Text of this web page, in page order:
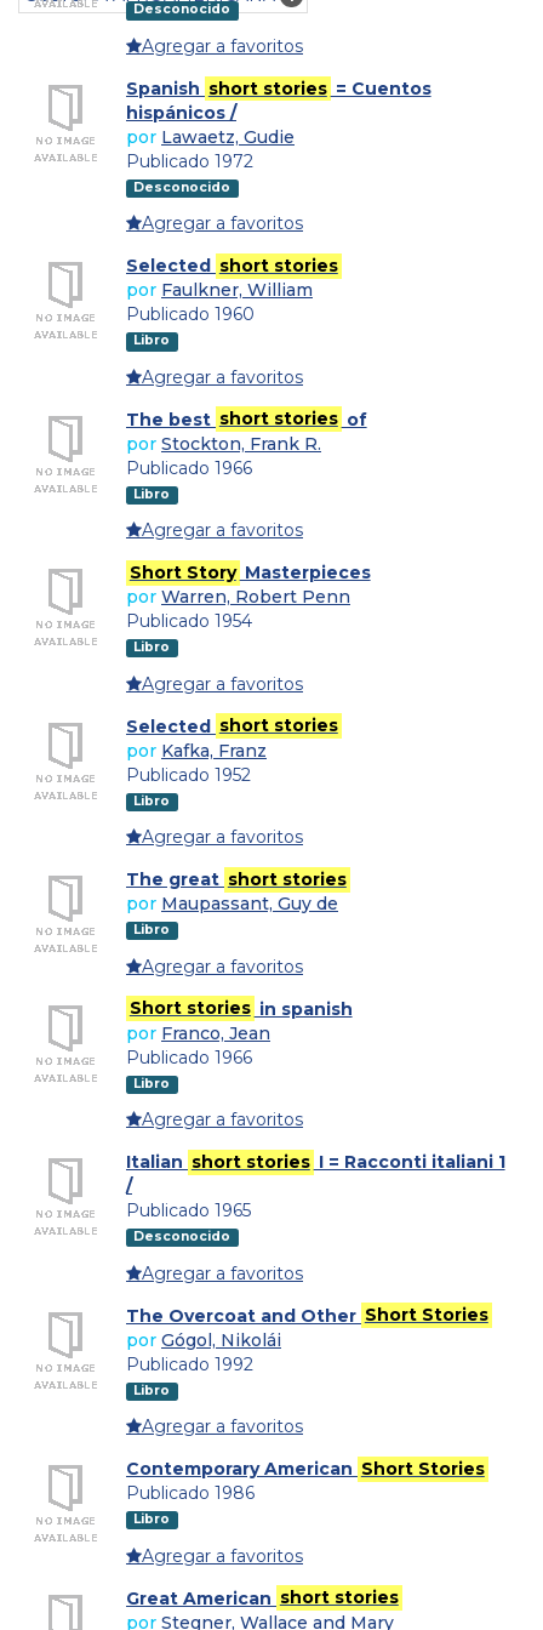
Desconocido
Agregar a favoritos
Spanish short stories = Cuentos
hispánicos /
por Lawaetz, Gudie
Publicado 1972
Desconocido
Agregar a favoritos
Selected
short stories
por Faulkner, William
Publicado 1960
Libro
Agregar a favoritos
The best short stories of
por Stockton, Frank R.
Publicado 1966
Libro
Agregar a favoritos
Short Story Masterpieces
por Warren, Robert Penn
Publicado 1954
Libro
Agregar a favoritos
Selected short stories
por Kafka, Franz
Publicado 1952
Libro
Agregar a favoritos
The great short stories
por Maupassant, Guy de
Libro
Agregar a favoritos
Short stories in spanish
por Franco, Jean
Publicado 1966
Libro
Agregar a favoritos
Italian short stories I = Racconti italiani 1
/
Publicado 1965
Desconocido
Agregar a favoritos
The Overcoat and Other Short Stories
por Gógol, Nikolái
Publicado 1992
Libro
Agregar a favoritos
Contemporary American Short Stories
Publicado 1986
Libro
Agregar a favoritos
Great American short stories
por Stegner, Wallace and Mary